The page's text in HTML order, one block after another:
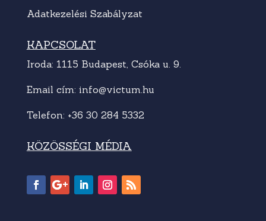
Adatkezelési Szabályzat
KAPCSOLAT
Iroda: 1115 Budapest, Csóka u. 9.
Email cím: info@victum.hu
Telefon: +36 30 284 5332
KÖZÖSSÉGI MÉDIA